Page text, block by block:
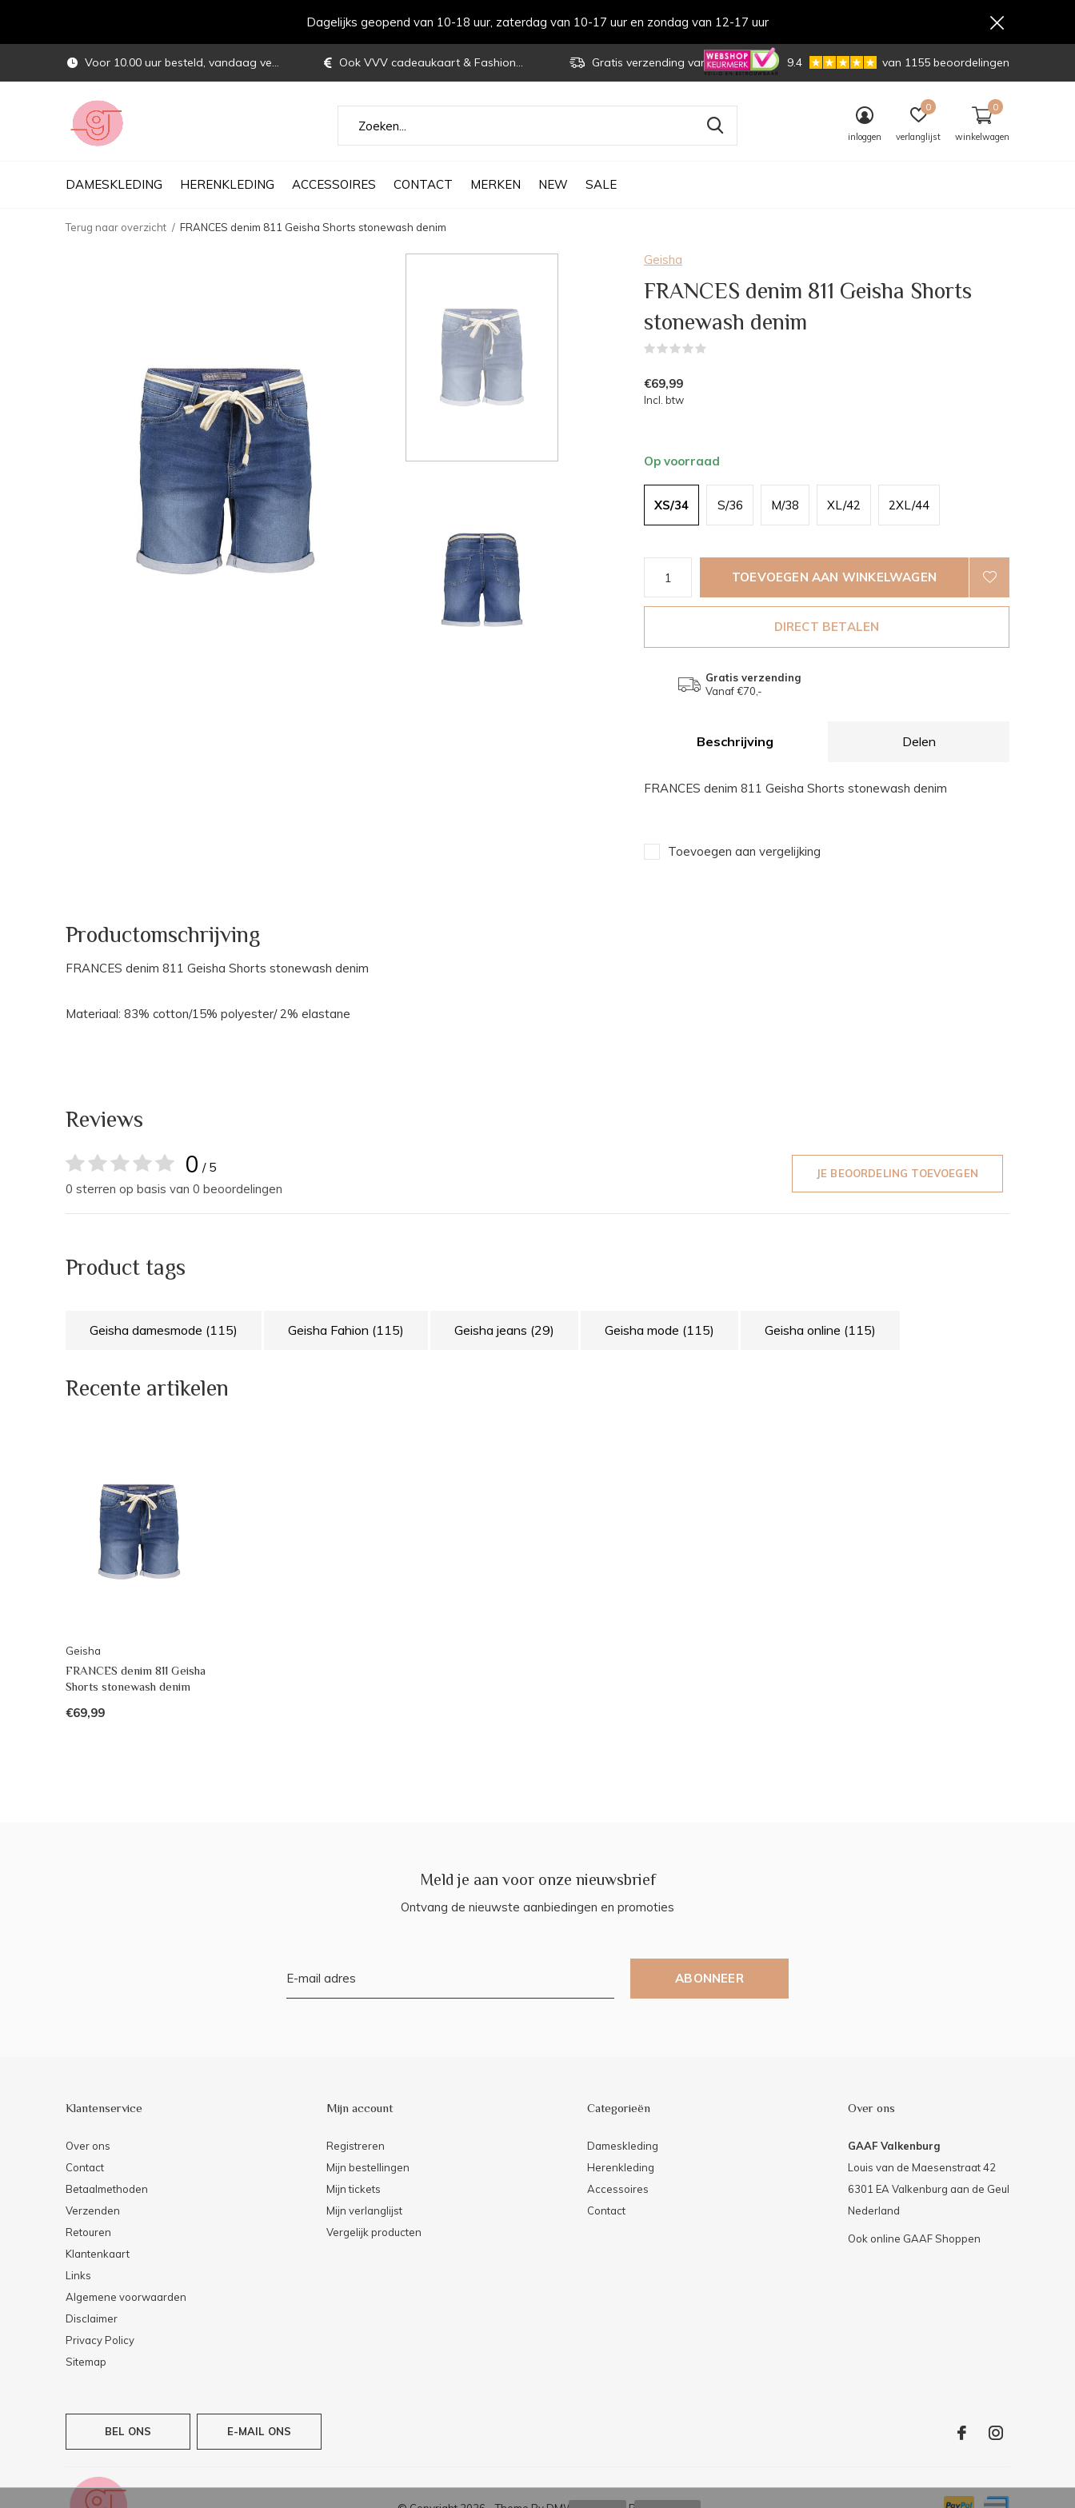
DAMESKLEDING HERENKLEDING ACCESSOIRES CONTACT MERKEN NEW SALE
inloggen verlanglijst
0
winkelwagen
0
Voor 10.00 uur besteld, vandaag verstuurd Ook VVV cadeaukaart & Fashioncheque Gratis verzending vanaf € 70,- 9.4 van 1155 beoordelingen
Dagelijks geopend van 10-18 uur, zaterdag van 10-17 uur en zondag van 12-17 uur
Terug naar overzicht FRANCES denim 811 Geisha Shorts stonewash denim
Geisha
FRANCES denim 811 Geisha Shorts
stonewash denim
€69,99
Incl. btw
Op voorraad
XS/34 S/36 M/38 XL/42 2XL/44
TOEVOEGEN AAN WINKELWAGEN
DIRECT BETALEN
Gratis verzending
Vanaf €70,-
Beschrijving Delen
FRANCES denim 811 Geisha Shorts stonewash denim
Toevoegen aan vergelijking
Productomschrijving
FRANCES denim 811 Geisha Shorts stonewash denim
Materiaal: 83% cotton/15% polyester/ 2% elastane
Reviews
0 / 5
0 sterren op basis van 0 beoordelingen
JE BEOORDELING TOEVOEGEN
Product tags
Geisha damesmode (115) Geisha Fahion (115) Geisha jeans (29) Geisha mode (115) Geisha online (115)
Recente artikelen
Geisha
FRANCES denim 811 Geisha
Shorts stonewash denim
€69,99
Meld je aan voor onze nieuwsbrief
Ontvang de nieuwste aanbiedingen en promoties
ABONNEER
Klantenservice
Over ons
Contact
Betaalmethoden
Verzenden
Retouren
Klantenkaart
Links
Algemene voorwaarden
Disclaimer
Privacy Policy
Sitemap
Mijn account
Registreren
Mijn bestellingen
Mijn tickets
Mijn verlanglijst
Vergelijk producten
Categorieën
Dameskleding
Herenkleding
Accessoires
Contact
Over ons
GAAF Valkenburg
Louis van de Maesenstraat 42
6301 EA Valkenburg aan de Geul
Nederland
Ook online GAAF Shoppen
BEL ONS E-MAIL ONS